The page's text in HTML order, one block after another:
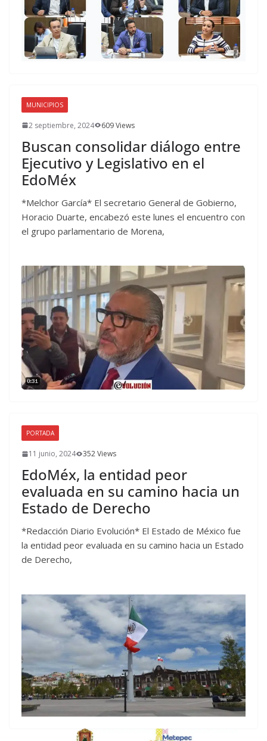
MUNICIPIOS
2 septiembre, 2024 609 Views
Buscan consolidar diálogo entre
Ejecutivo y Legislativo en el
EdoMéx
*Melchor García* El secretario General de Gobierno,
Horacio Duarte, encabezó este lunes el encuentro con
el grupo parlamentario de Morena,
PORTADA
11 junio, 2024 352 Views
EdoMéx, la entidad peor
evaluada en su camino hacia un
Estado de Derecho
*Redacción Diario Evolución* El Estado de México fue
la entidad peor evaluada en su camino hacia un Estado
de Derecho,